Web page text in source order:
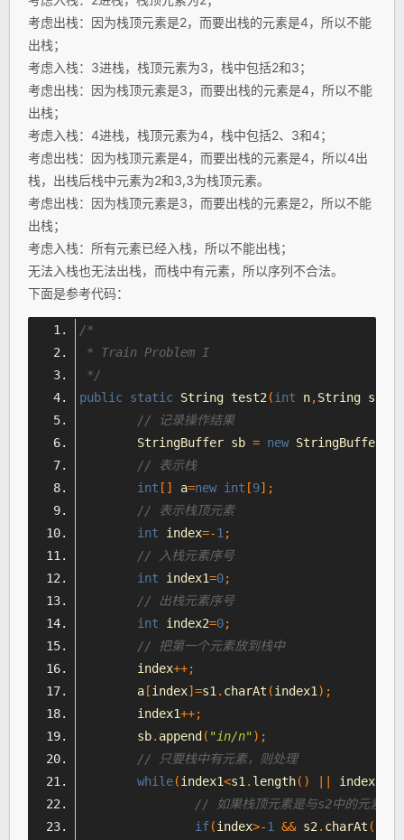
考虑出栈：因为栈顶元素是2，而要出栈的元素是4，所以不能
出栈；
考虑入栈：3进栈，栈顶元素为3，栈中包括2和3；
考虑出栈：因为栈顶元素是3，而要出栈的元素是4，所以不能
出栈；
考虑入栈：4进栈，栈顶元素为4，栈中包括2、3和4；
考虑出栈：因为栈顶元素是4，而要出栈的元素是4，所以4出
栈，出栈后栈中元素为2和3,3为栈顶元素。
考虑出栈：因为栈顶元素是3，而要出栈的元素是2，所以不能
出栈；
考虑入栈：所有元素已经入栈，所以不能出栈；
无法入栈也无法出栈，而栈中有元素，所以序列不合法。
下面是参考代码：
/*
* Train Problem I
*/
public static String test2 (int n,String s1
// 记录操作结果
StringBuffer sb = new StringBuffer
// 表示栈
int [] a=new int [9];
// 表示栈顶元素
int index=-1 ;
// 入栈元素序号
int index1=0;
// 出栈元素序号
int index2=0;
// 把第一个元素放到栈中
	index
++;
	a
[index]=s1 . charAt (index1 );
	index1
++;
	sb
. append ( "in/n" );
// 只要栈中有元素，则处理
while(index1<s1 . length() index2
// 如果栈顶元素是与s2中的元素一
if(index>-1 && s2 . charAt (